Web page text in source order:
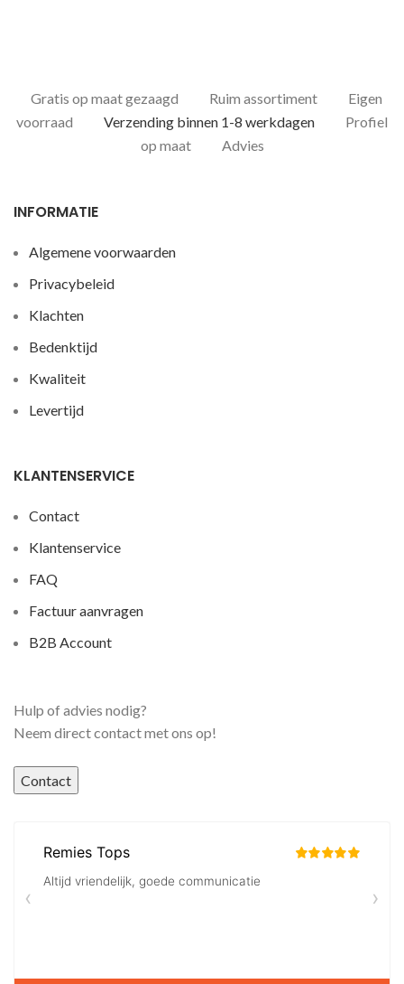
Gratis op maat gezaagd Ruim assortiment
Eigen
voorraad
Verzending binnen 1-8 werkdagen
Profiel
op maat
Advies
INFORMATIE
Algemene voorwaarden
Privacybeleid
Klachten
Bedenktijd
Kwaliteit
Levertijd
KLANTENSERVICE
Contact
Klantenservice
FAQ
Factuur aanvragen
B2B Account
Hulp of advies nodig?
Neem direct contact met ons op!
Contact